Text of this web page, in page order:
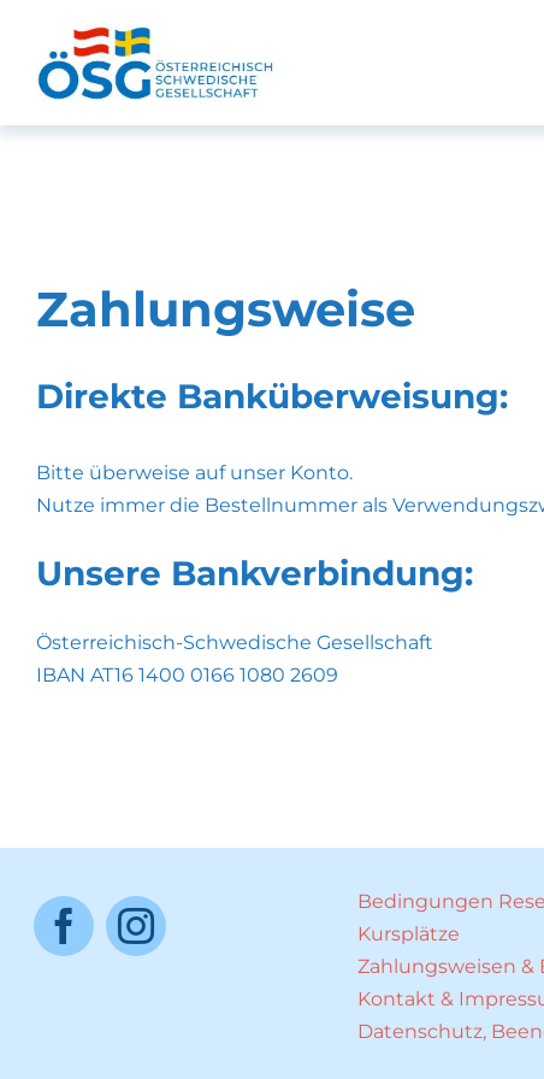
Inhalt
springen
Zahlungsweise
Direkte Banküberweisung:
Bitte überweise auf unser Konto.
Nutze immer die Bestellnummer als
Unsere Bankverbindung:
Österreichisch-Schwedische Gesellschaft
IBAN AT16 1400 0166 1080 2609
Bedingungen
Kursplätze
Zahlungsweisen &
Kontakt &
Datenschutz,